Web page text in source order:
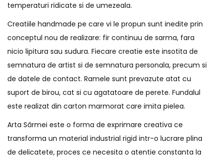
temperaturi ridicate si de umezeala.
Creatiile handmade pe care vi le propun sunt inedite prin
conceptul nou de realizare: fir continuu de sarma, fara
nicio lipitura sau sudura. Fiecare creatie este insotita de
semnatura de artist si de semnatura personala, precum si
de datele de contact. Ramele sunt prevazute atat cu
suport de birou, cat si cu agatatoare de perete. Fundalul
este realizat din carton marmorat care imita pielea.
Arta Sârmei este o forma de exprimare creativa ce
transforma un material industrial rigid intr-o lucrare plina
de delicatete, proces ce necesita o atentie constanta la